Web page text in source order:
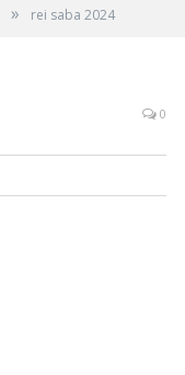
» rei saba 2024
0